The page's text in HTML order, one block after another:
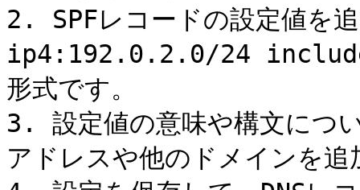
2. SPFレコードの設定値を
ip4:192.0.2.0/24
形式です。
3. 設定値の意味や構文につ
アドレスや他のドメインを追